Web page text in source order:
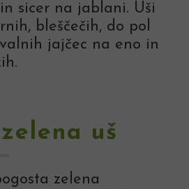
sicer na jablani. Uši
bleščečih, do pol
jajčec na eno in
uš
zelena